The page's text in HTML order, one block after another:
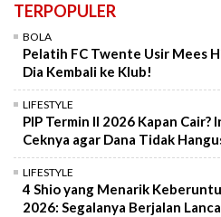
TERPOPULER
BOLA
Pelatih FC Twente Usir Mees
Dia Kembali ke Klub!
LIFESTYLE
PIP Termin II 2026 Kapan Cair?
Ceknya agar Dana Tidak
LIFESTYLE
4 Shio yang Menarik
2026: Segalanya Berjalan